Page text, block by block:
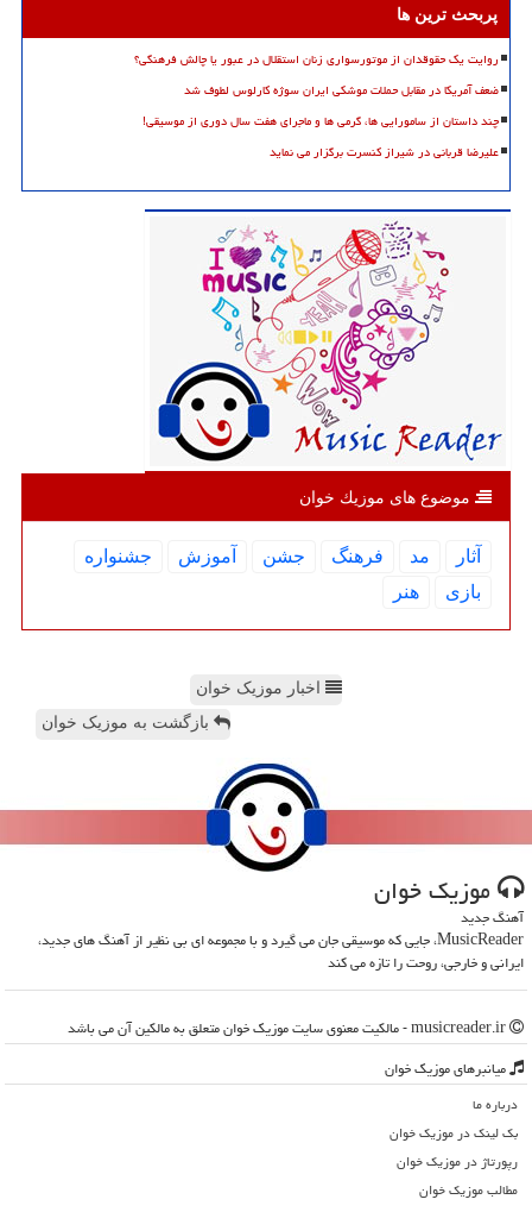
پربحث ترین ها
روایت یک حقوقدان از موتورسواری زنان استقلال در عبور یا چالش فرهنگی؟
ضعف آمریکا در مقابل حملات موشکی ایران سوژه کارلوس لطوف شد
چند داستان از سامورایی ها، گرمی ها و ماجرای هفت سال دوری از موسیقی!
علیرضا قربانی در شیراز کنسرت برگزار می نماید
موضوع های موزیك خوان
آثار مد فرهنگ جشن آموزش
جشنواره
بازی
هنر
اخبار موزیک خوان
بازگشت به موزیک خوان
موزیك خوان
آهنگ جدید
MusicReader، جایی که موسیقی جان می گیرد و با مجموعه ای بی نظیر از آهنگ های جدید،
ایرانی و خارجی، روحت را تازه می کند
میانبرهای موزیك خوان
درباره ما
بک لینک در موزیك خوان
رپورتاژ در موزیك خوان
مطالب موزیك خوان